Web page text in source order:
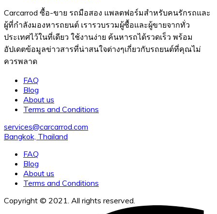
Carcarrod ซื้อ-ขาย รถมือสอง แพลตฟอร์มสำหรับคนรักรถและ
ผู้ที่กำลังมองหารถยนต์ เรารวบรวมผู้ซื้อและผู้ขายจากทั่ว
ประเทศไว้ในที่เดียว ใช้งานง่าย ค้นหารถได้รวดเร็ว พร้อม
อัปเดตข้อมูลข่าวสารที่น่าสนใจต่างๆเกี่ยวกับรถยนต์ที่คุณไม่
ควรพลาด
FAQ
Blog
About us
Terms and Conditions
services@carcarrod.com
Bangkok, Thailand
FAQ
Blog
About us
Terms and Conditions
Copyright © 2021. All rights reserved.